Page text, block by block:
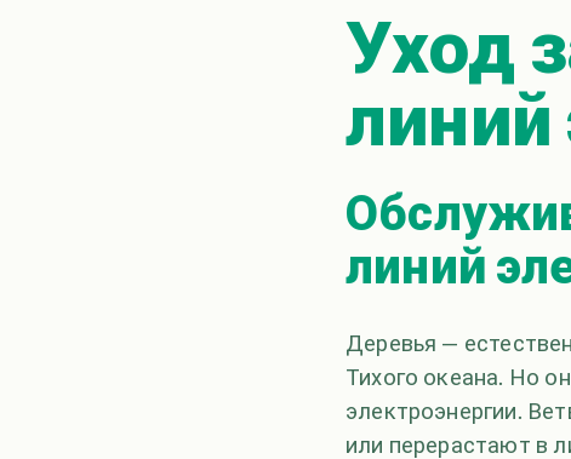
Уход
линий
линий
Деревья —
Тихого океана. Но
электроэнергии.
или перерастают в